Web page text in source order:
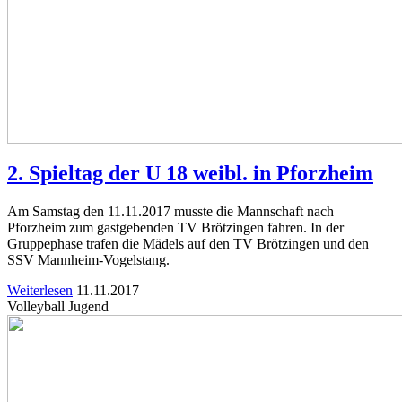
2. Spieltag der U 18 weibl. in Pforzheim
Am Samstag den 11.11.2017 musste die Mannschaft nach
Pforzheim zum gastgebenden TV Brötzingen fahren. In der
Gruppephase trafen die Mädels auf den TV Brötzingen und den
SSV Mannheim-Vogelstang.
Weiterlesen 11.11.2017
Volleyball Jugend